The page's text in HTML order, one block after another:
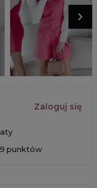
Zaloguj się
punktów